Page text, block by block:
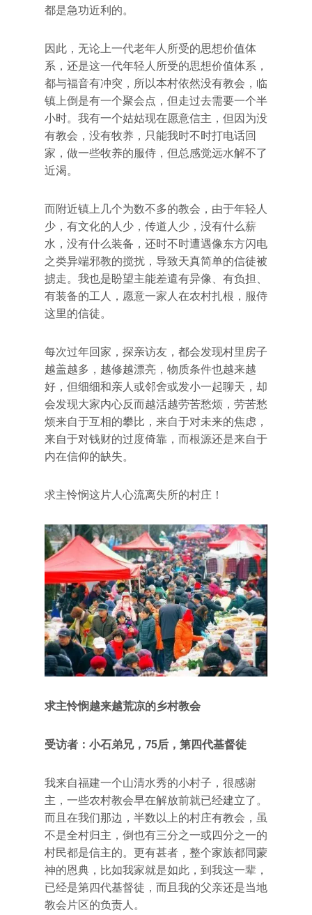
都是急功近利的。
因此，无论上一代老年人所受的思想价值体
系，还是这一代年轻人所受的思想价值体系，
都与福音有冲突，所以本村依然没有教会，临
镇上倒是有一个聚会点，但走过去需要一个半
小时。我有一个姑姑现在愿意信主，但因为没
有教会，没有牧养，只能我时不时打电话回
家，做一些牧养的服侍，但总感觉远水解不了
近渴。
而附近镇上几个为数不多的教会，由于年轻人
少，有文化的人少，传道人少，没有什么薪
水，没有什么装备，还时不时遭遇像东方闪电
之类异端邪教的搅扰，导致天真简单的信徒被
掳走。我也是盼望主能差遣有异像、有负担、
有装备的工人，愿意一家人在农村扎根，服侍
这里的信徒。
每次过年回家，探亲访友，都会发现村里房子
越盖越多，越修越漂亮，物质条件也越来越
好，但细细和亲人或邻舍或发小一起聊天，却
会发现大家内心反而越活越劳苦愁烦，劳苦愁
烦来自于互相的攀比，来自于对未来的焦虑，
来自于对钱财的过度倚靠，而根源还是来自于
内在信仰的缺失。
求主怜悯这片人心流离失所的村庄！
求主怜悯越来越荒凉的乡村教会
受访者：小石弟兄，75后，第四代基督徒
我来自福建一个山清水秀的小村子，很感谢
主，一些农村教会早在解放前就已经建立了。
而且在我们那边，半数以上的村庄有教会，虽
不是全村归主，倒也有三分之一或四分之一的
村民都是信主的。更有甚者，整个家族都同蒙
神的恩典，比如我家就是如此，到我这一辈，
已经是第四代基督徒，而且我的父亲还是当地
教会片区的负责人。